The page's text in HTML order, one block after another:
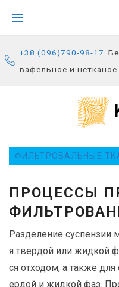
p
+38 (096)790-98-17
вафельное и
ФИЛЬТРОВАЛЬНЫЕ
ПРОЦЕССЫ
Разделение суспензии
я твердой или жидкой
ся отходом, а также
ердой и жидкой фаз.